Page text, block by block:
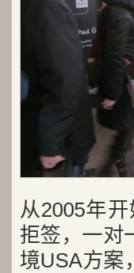
从2005年
拒签，一对
境USA方案